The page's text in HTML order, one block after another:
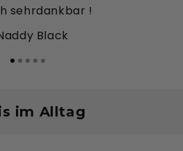
sehrdankbar !
Black
im Alltag